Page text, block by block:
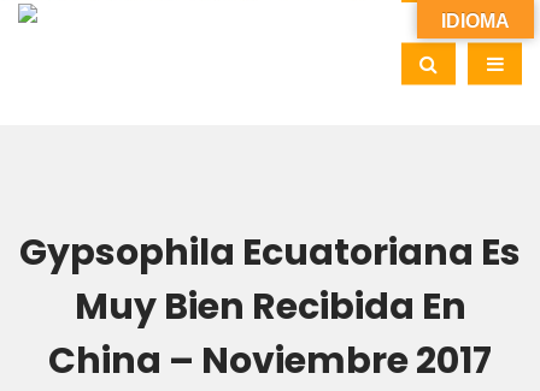
Gypsophila Ecuatoriana Es
Muy Bien Recibida En
China – Noviembre 2017
IDIOMA